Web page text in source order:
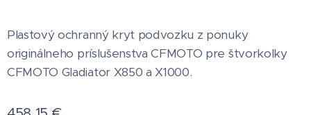
Plastový ochranný kryt podvozku z ponuky
originálneho príslušenstva CFMOTO pre štvorkolky
CFMOTO Gladiator X850 a X1000.